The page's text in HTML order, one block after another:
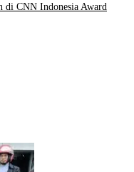
di CNN Indonesia Award